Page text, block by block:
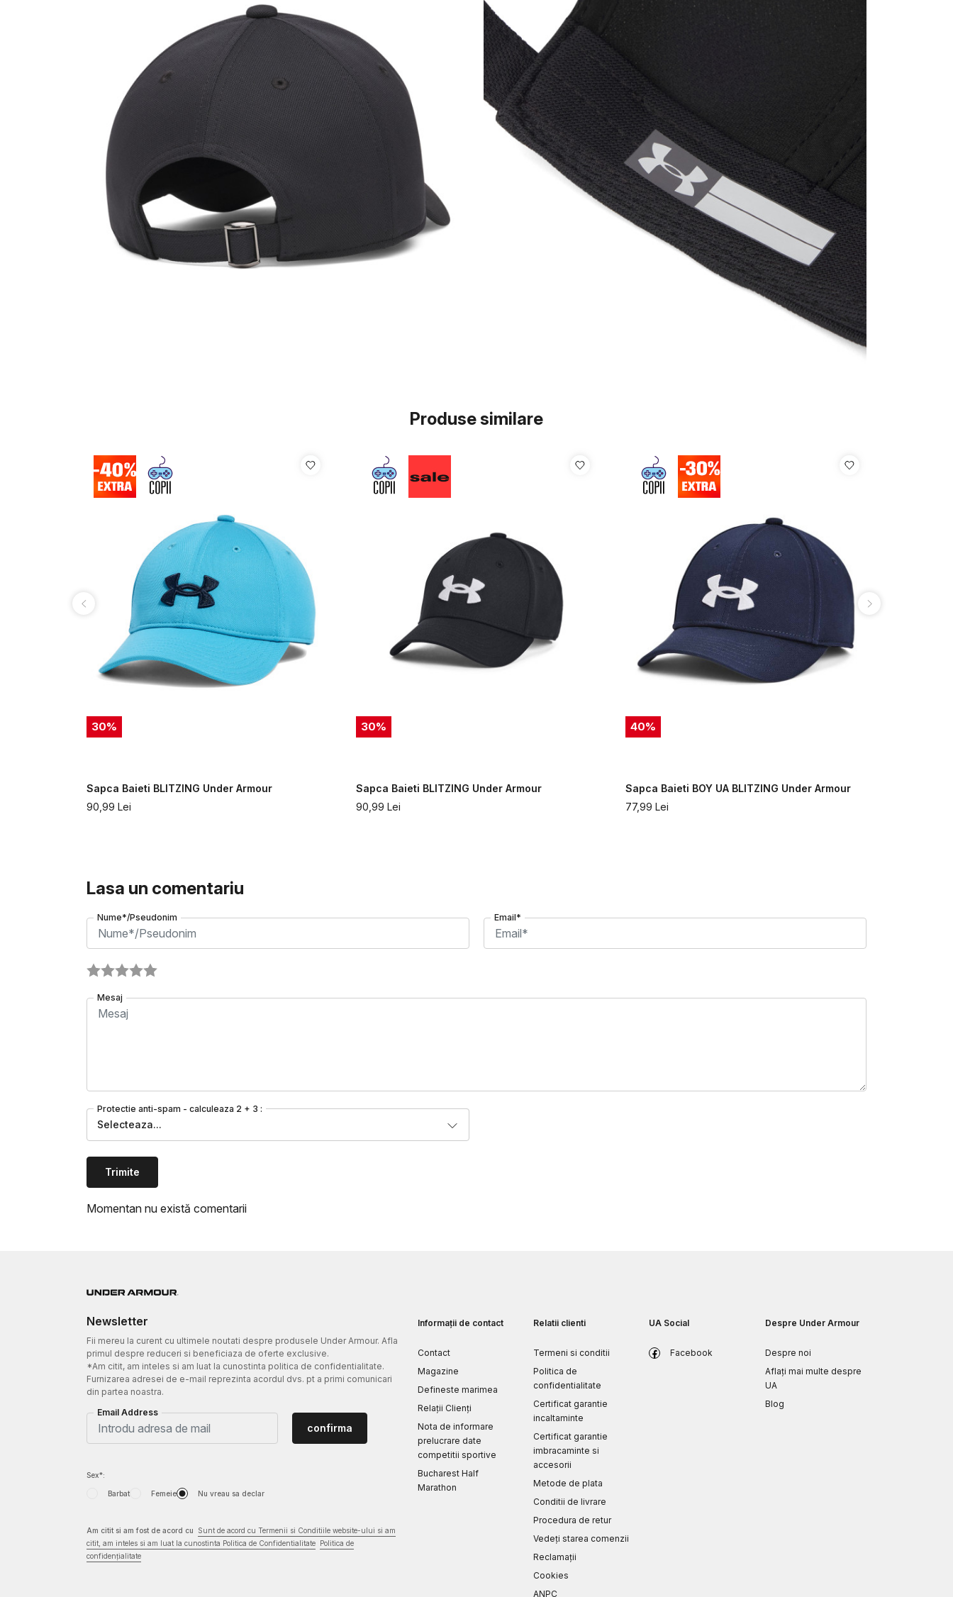
Produse similare
30%
Sapca Baieti BLITZING Under Armour
90,99 Lei
30%
Sapca Baieti BLITZING Under Armour
90,99 Lei
40%
Sapca Baieti BOY UA BLITZING Under Armour
77,99 Lei
Lasa un comentariu
Nume*/Pseudonim Email*
Mesaj
Protectie anti-spam - calculeaza 2 + 3 :
Selecteaza...
Trimite
Momentan nu există comentarii
Newsletter
Fii mereu la curent cu ultimele noutati despre produsele Under Armour. Afla
primul despre reduceri si beneficiaza de oferte exclusive.
*Am citit, am inteles si am luat la cunostinta politica de confidentialitate.
Furnizarea adresei de e-mail reprezinta acordul dvs. pt a primi comunicari
din partea noastra.
Email Address
Sex*:
Barbat Femeie Nu vreau sa declar
confirma
Am citit si am fost de acord cu
Sunt de acord cu Termenii si Conditiile website-ului si am
citit, am inteles si am luat la cunostinta Politica de Confidentialitate Politica de
confidențialitate
Informații de contact
Contact
Magazine
Defineste marimea
Relații Clienți
Nota de informare
prelucrare date
competitii sportive
Bucharest Half
Marathon
Relatii clienti
Termeni si conditii
Politica de
confidentialitate
Certificat garantie
incaltaminte
Certificat garantie
imbracaminte si
accesorii
Metode de plata
Conditii de livrare
Procedura de retur
Vedeți starea comenzii
Reclamaţii
Cookies
ANPC
UA Social
Facebook
Despre Under Armour
Despre noi
Aflați mai multe despre
UA
Blog